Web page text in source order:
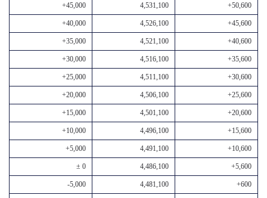
+45,000 4,531,100 +50,600
+40,000 4,526,100 +45,600
+35,000 4,521,100 +40,600
+30,000 4,516,100 +35,600
+25,000 4,511,100 +30,600
+20,000 4,506,100 +25,600
+15,000 4,501,100 +20,600
+10,000 4,496,100 +15,600
+5,000 4,491,100 +10,600
± 0 4,486,100 +5,600
-5,000 4,481,100 +600